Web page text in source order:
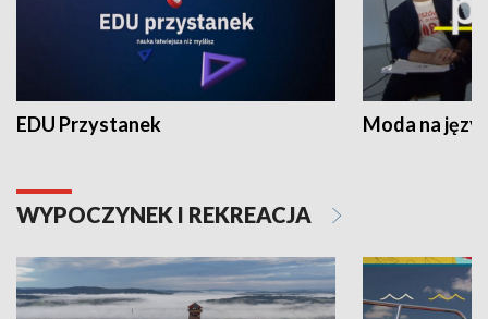
EDU Przystanek Moda na
WYPOCZYNEK I REKREACJA